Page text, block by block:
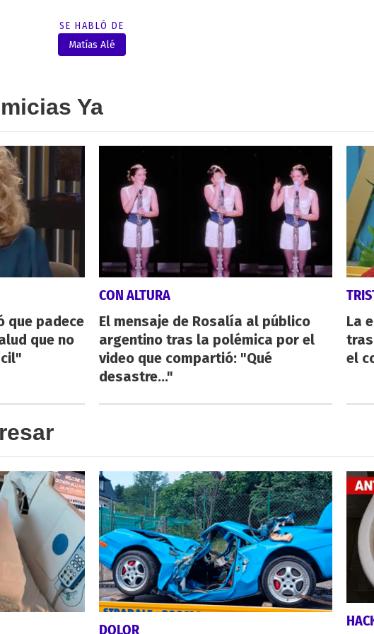
SE HABLÓ DE
Matías Alé
Ya
que padece
que no
CON ALTURA
El mensaje de Rosalía al público
argentino tras la polémica por el
video que compartió: "Qué
desastre..."
La
tras
el
DOLOR